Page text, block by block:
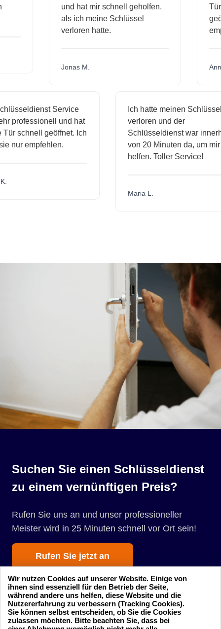
und hat mir schnell geholfen,
als ich meine Schlüssel
verloren hatte.
Jonas M.
Service
professionell und hat
schnell geöffnet. Ich
nur empfehlen.
Ich hatte meinen Schlüssel
verloren und der
Schlüsseldienst war
von 20 Minuten da, um mir
helfen. Toller Service!
Maria L.
Suchen Sie einen Schlüsseldienst
zu einem vernünftigen Preis?
Rufen Sie uns an und unser professioneller
Meister wird in 25 Minuten schnell vor Ort sein!
Rufen Sie jetzt an
Wir nutzen Cookies auf unserer Website. Einige von
ihnen sind essenziell für den Betrieb der Seite,
während andere uns helfen, diese Website und die
Nutzererfahrung zu verbessern (Tracking Cookies).
Sie können selbst entscheiden, ob Sie die Cookies
zulassen möchten. Bitte beachten Sie, dass bei